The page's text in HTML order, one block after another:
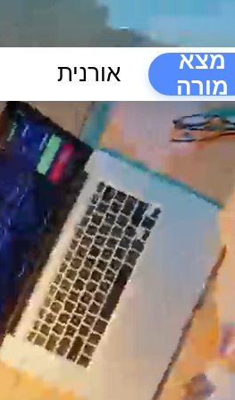
מצא
מורה
הפרעות קשב וריכוז